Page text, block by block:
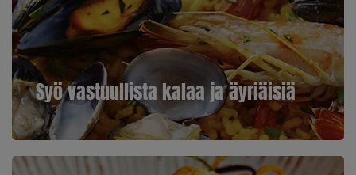
Syö vastuullista kalaa ja äyriäisiä